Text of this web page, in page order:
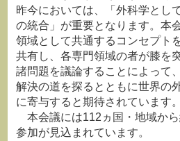
昨今においては、「外科学とし
の統合」が重要となります。本
領域として共通するコンセプト
共有し、各専門領域の者が膝を
諸問題を議論することによって、
解決の道を探るとともに世界の
に寄与すると期待されています。
本会議には112ヵ国・地域か
参加が見込まれています。